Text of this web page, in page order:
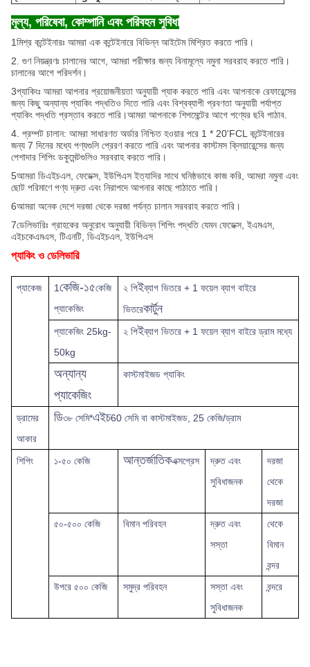
মূল্য, পরিষেবা, কোম্পানি এবং পরিবহন সুবিধা
1মিশ্র কন্টেইনারঃ আমরা এক কন্টেইনারে বিভিন্ন আইটেম মিশ্রিত করতে পারি।
2. গুণ নিয়ন্ত্রণঃ চালানের আগে, আমরা পরীক্ষার জন্য বিনামূল্যে নমুনা সরবরাহ করতে পারি।
চালানের আগে পরিদর্শন।
3প্যাকিংঃ আমরা আপনার প্রয়োজনীয়তা অনুযায়ী প্যাক করতে পারি এবং আপনাকে রেফারেন্সের
জন্য কিছু অন্যান্য প্যাকিং পদ্ধতিও দিতে পারি এবং বিশ্বব্যাপী প্রবণতা অনুযায়ী পর্যাপ্ত
প্যাকিং পদ্ধতি প্রস্তাব করতে পারি।আমরা আপনাকে শিপমেন্টের আগে পণ্যের ছবি পাঠাব.
4. প্রম্পট চালান: আমরা সাধারণত অর্ডার নিশ্চিত হওয়ার পরে 1 * 20'FCL কন্টেইনারের
জন্য 7 দিনের মধ্যে পণ্যগুলি প্রেরণ করতে পারি এবং আপনার কাস্টমস ক্লিয়ারেন্সের জন্য
পেশাদার শিপিং ডকুমেন্টগুলিও সরবরাহ করতে পারি।
5আমরা ডিএইচএল, ফেডেক্স, ইউপিএস ইত্যাদির সাথে ঘনিষ্ঠভাবে কাজ করি, আমরা নমুনা এবং
ছোট পরিমাণে পণ্য দ্রুত এবং নিরাপদে আপনার কাছে পাঠাতে পারি।
6আমরা অনেক দেশে দরজা থেকে দরজা পর্যন্ত চালান সরবরাহ করতে পারি।
7ডেলিভারিঃ গ্রাহকের অনুরোধ অনুযায়ী বিভিন্ন শিপিং পদ্ধতি যেমন ফেডেক্স, ইএমএস,
এইচকেএমএস, টিএনটি, ডিএইচএল, ইউপিএস
প্যাকিং ও ডেলিভারি
প্যাকেজ 1কেজি-১৫কেজি
প্যাকেজিং
২ পিইব্যাগ ভিতরে + 1 ফয়েল ব্যাগ বাইরে
ভিতরেকার্টুন
প্যাকেজিং 25kg-
50kg
২ পিইব্যাগ ভিতরে + 1 ফয়েল ব্যাগ বাইরে ড্রাম মধ্যে
অন্যান্য
প্যাকেজিং
কাস্টমাইজড প্যাকিং
ড্রামের
আকার
ডি৩৮ সেমি*এইচ60 সেমি বা কাস্টমাইজড, 25 কেজি/ড্রাম
শিপিং ১-৫০ কেজি আন্তর্জাতিকএক্সপ্রেস দ্রুত এবং
সুবিধাজনক
দরজা
থেকে
দরজা
৫০-৫০০ কেজি
বিমান পরিবহন
দ্রুত এবং
সস্তা
থেকে
বিমান
বন্দর
উপরে ৫০০ কেজি সমুদ্র পরিবহন
সস্তা এবং
সুবিধাজনক
বন্দরে